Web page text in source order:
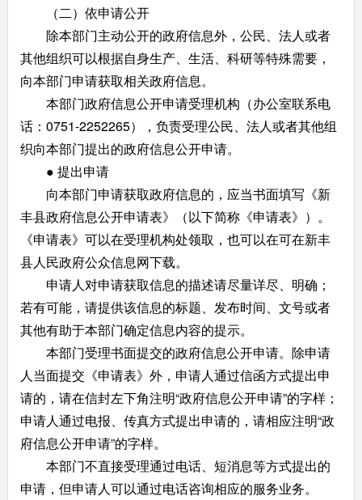
（二）依申请公开
除本部门主动公开的政府信息外，公民、法人或者
其他组织可以根据自身生产、生活、科研等特殊需要，
向本部门申请获取相关政府信息。
本部门政府信息公开申请受理机构（办公室联系电
话：0751-2252265），负责受理公民、法人或者其他组
织向本部门提出的政府信息公开申请。
● 提出申请
向本部门申请获取政府信息的，应当书面填写《新
丰县政府信息公开申请表》（以下简称《申请表》）。
《申请表》可以在受理机构处领取，也可以在可在新丰
县人民政府公众信息网下载。
申请人对申请获取信息的描述请尽量详尽、明确；
若有可能，请提供该信息的标题、发布时间、文号或者
其他有助于本部门确定信息内容的提示。
本部门受理书面提交的政府信息公开申请。除申请
人当面提交《申请表》外，申请人通过信函方式提出申
请的，请在信封左下角注明“政府信息公开申请”的字样；
申请人通过电报、传真方式提出申请的，请相应注明“政
府信息公开申请”的字样。
本部门不直接受理通过电话、短消息等方式提出的
申请，但申请人可以通过电话咨询相应的服务业务。